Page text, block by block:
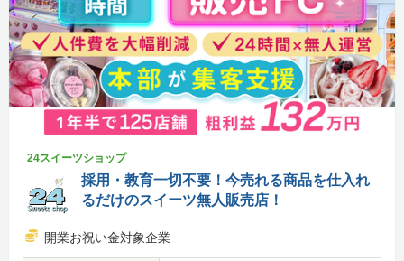
24スイーツショップ
採用・教育一切不要！今売れる商品を仕入れ
るだけのスイーツ無人販売店！
開業お祝い金対象企業